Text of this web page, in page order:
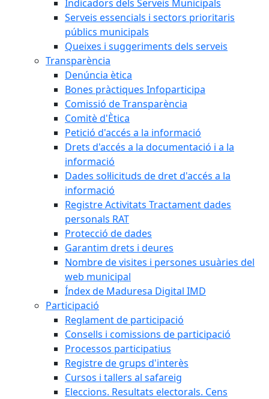
Indicadors dels Serveis Municipals
Serveis essencials i sectors prioritaris
públics municipals
Queixes i suggeriments dels serveis
Transparència
Denúncia ètica
Bones pràctiques Infoparticipa
Comissió de Transparència
Comitè d'Ètica
Petició d'accés a la informació
Drets d'accés a la documentació i a la
informació
Dades sol·licituds de dret d'accés a la
informació
Registre Activitats Tractament dades
personals RAT
Protecció de dades
Garantim drets i deures
Nombre de visites i persones usuàries del
web municipal
Índex de Maduresa Digital IMD
Participació
Reglament de participació
Consells i comissions de participació
Processos participatius
Registre de grups d'interès
Cursos i tallers al safareig
Eleccions. Resultats electorals. Cens